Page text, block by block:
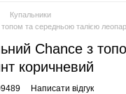
Купальники
топом та середньою талією
Chance з
коричневий
Написати відгук